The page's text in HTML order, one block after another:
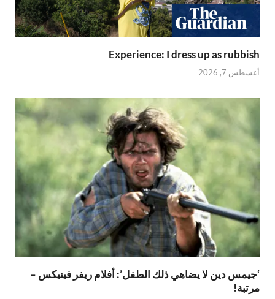
Experience: I dress up as rubbish
أغسطس 7, 2026
‘جيمس دين لا يضاهي ذلك الطفل’: أفلام ريفر فينيكس –
مرتبة!